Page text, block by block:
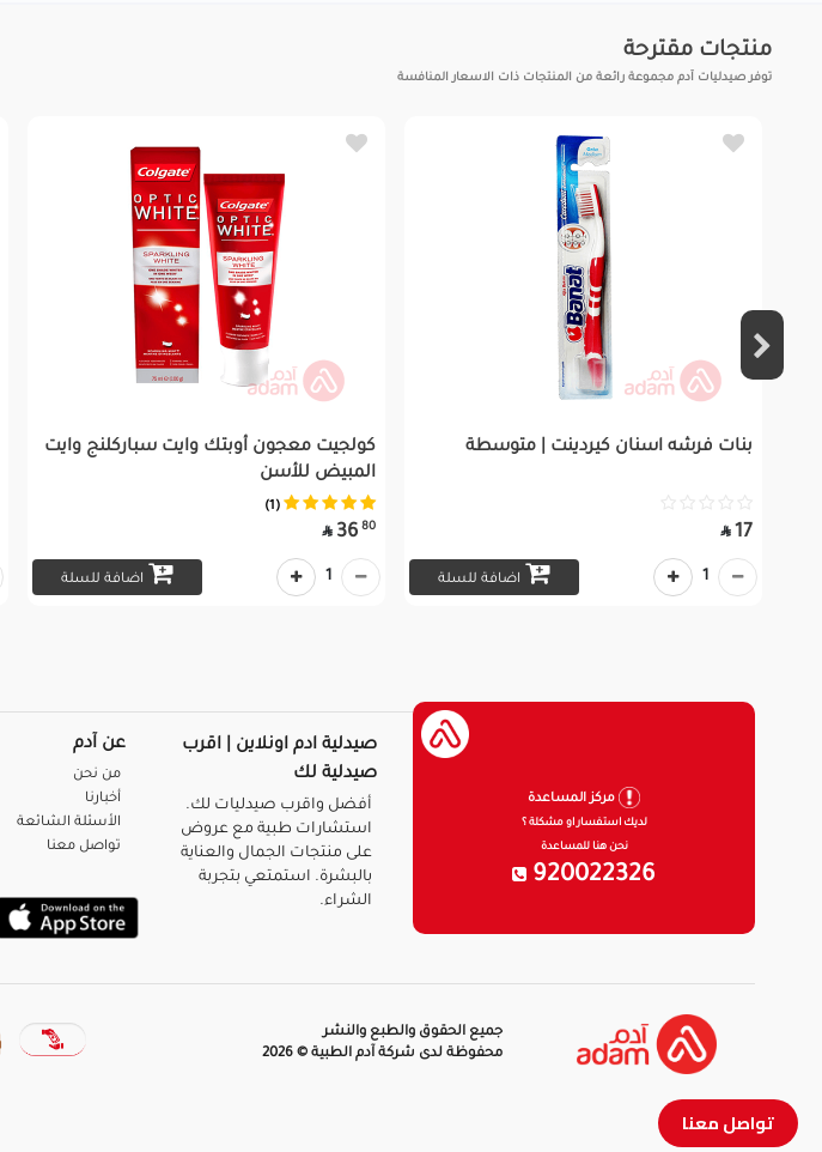
منتجات مقترحة
توفر صيدليات آدم مجموعة رائعة من المنتجات ذات الاسعار المنافسة
بنات فرشه اسنان كيردينت | متوسطة
17

اضافة للسلة 1
كولجيت معجون أوبتك وايت سباركلنج وايت
المبيض للأسن
(1)
80
36

اضافة للسلة 1
تواصل معنا
مركز المساعدة
لديك استفسار او مشكلة ؟
نحن هنا للمساعدة
920022326
صيدلية ادم اونلاين | اقرب
صيدلية لك
أفضل واقرب صيدليات لك.
استشارات طبية مع عروض
على منتجات الجمال والعناية
بالبشرة. استمتعي بتجربة
الشراء.
عن آدم
من نحن
أخبارنا
الأسئلة الشائعة
تواصل معنا
جميع الحقوق والطبع والنشر
محفوظة لدى شركة آدم الطبية © 2026